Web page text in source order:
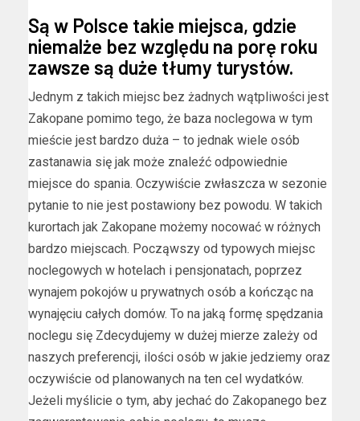
Są w Polsce takie miejsca, gdzie
niemalże bez względu na porę roku
zawsze są duże tłumy turystów.
Jednym z takich miejsc bez żadnych wątpliwości jest
Zakopane pomimo tego, że baza noclegowa w tym
mieście jest bardzo duża – to jednak wiele osób
zastanawia się jak może znaleźć odpowiednie
miejsce do spania. Oczywiście zwłaszcza w sezonie
pytanie to nie jest postawiony bez powodu. W takich
kurortach jak Zakopane możemy nocować w różnych
bardzo miejscach. Począwszy od typowych miejsc
noclegowych w hotelach i pensjonatach, poprzez
wynajem pokojów u prywatnych osób a kończąc na
wynajęciu całych domów. To na jaką formę spędzania
noclegu się Zdecydujemy w dużej mierze zależy od
naszych preferencji, ilości osób w jakie jedziemy oraz
oczywiście od planowanych na ten cel wydatków.
Jeżeli myślicie o tym, aby jechać do Zakopanego bez